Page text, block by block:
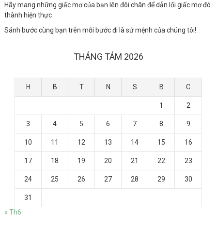
Hãy mang những giấc mơ của bạn lên đôi chân để dẫn lối giấc mơ đó
thành hiện thực
Sánh bước cùng bạn trên mỗi bước đi là sứ mệnh của chúng tôi!
THÁNG TÁM 2026
H B T N S B C
1 2
3 4 5 6 7 8 9
10 11 12 13 14 15 16
17 18 19 20 21 22 23
24 25 26 27 28 29 30
31
« Th6